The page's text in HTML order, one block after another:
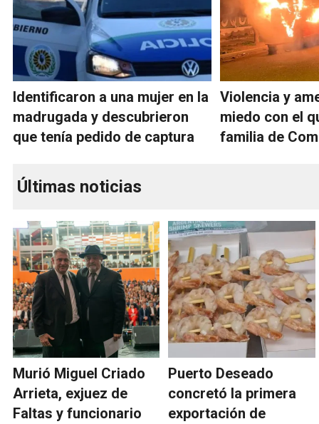
Identificaron a una mujer en la
madrugada y descubrieron
que tenía pedido de captura
Violencia y
miedo con el
familia de
Últimas noticias
Murió Miguel Criado
Arrieta, exjuez de
Faltas y funcionario
Puerto Deseado
concretó la primera
exportación de